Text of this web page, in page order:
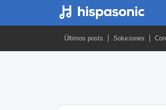
Últimos posts Soluciones